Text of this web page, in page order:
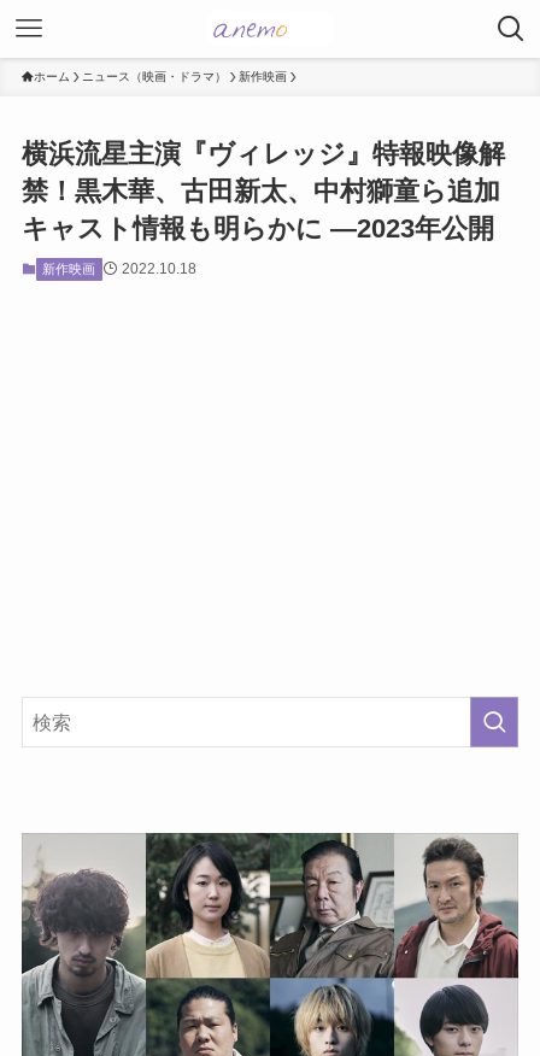
ホーム ニュース（映画・ドラマ） 新作映画
横浜流星主演『ヴィレッジ』特報映像解
禁！黒木華、古田新太、中村獅童ら追加
キャスト情報も明らかに ―2023年公開
新作映画 2022.10.18